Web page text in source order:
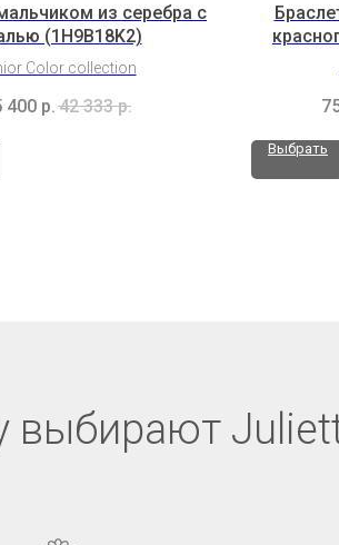
из серебра с
(1H9B18K2)
Color collection
400 р.42 333 р.
Выбрать
выбирают